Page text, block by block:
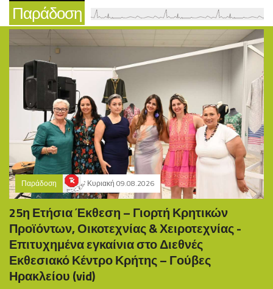
Παράδοση
Παράδοση Κυριακή 09.08.2026
25η Ετήσια Έκθεση – Γιορτή Κρητικών
Προϊόντων, Οικοτεχνίας & Χειροτεχνίας -
Επιτυχημένα εγκαίνια στο Διεθνές
Εκθεσιακό Κέντρο Κρήτης – Γούβες
Ηρακλείου (vid)